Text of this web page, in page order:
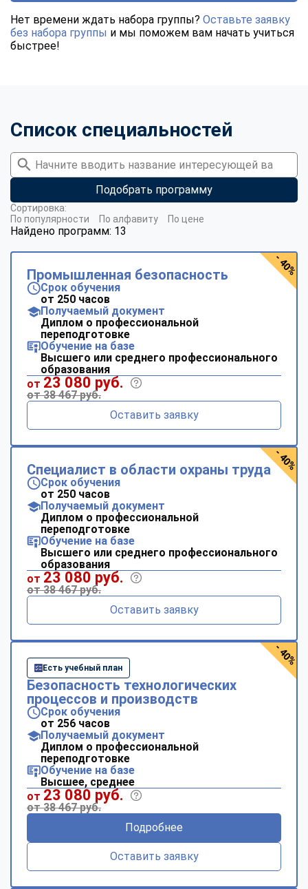
Нет времени ждать набора группы? Оставьте заявку
без набора группы и мы поможем вам начать учиться
быстрее!
Список специальностей
Подобрать программу
Найдено программ: 13
Сортировка:
По популярности
По алфавиту По цене
Промышленная безопасность
Срок обучения
от 250 часов
Получаемый документ
Диплом о профессиональной
переподготовке
Обучение на базе
Высшего или среднего профессионального
образования
от 23 080 руб.
от 38 467 руб.
Оставить заявку
- 40%
Специалист в области охраны труда
Срок обучения
от 250 часов
Получаемый документ
Диплом о профессиональной
переподготовке
Обучение на базе
Высшего или среднего профессионального
образования
от 23 080 руб.
от 38 467 руб.
Оставить заявку
- 40%
Есть учебный план
Безопасность технологических
процессов и производств
Срок обучения
от 256 часов
Получаемый документ
Диплом о профессиональной
переподготовке
Обучение на базе
Высшее, среднее
от 23 080 руб.
от 38 467 руб.
Подробнее
Оставить заявку
- 40%